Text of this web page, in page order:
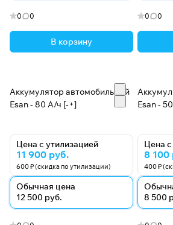
0 0
В корзину
0 0
Аккумулятор автомобильный
Esan - 80 А/ч [-+]
Цена с утилизацией
11 900 руб.
600 ₽ (скидка по утилизации)
Обычная цена
12 500 руб.
Esan -
Цена
8 100
400 ₽
8 500